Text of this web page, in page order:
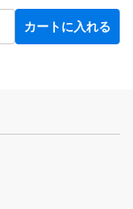
カートに入れる